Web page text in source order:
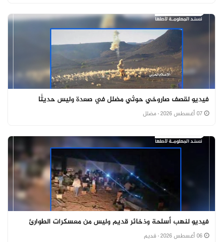
فيديو لقصف صاروخي حوثي مضلل في صعدة وليس حديثًا
· مضلل
فيديو لنهب أسلحة وذخائر قديم وليس من معسكرات الطوارئ
· قديم